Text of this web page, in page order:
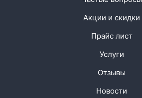
Акции и скидки
Прайс лист
Услуги
Отзывы
Новости